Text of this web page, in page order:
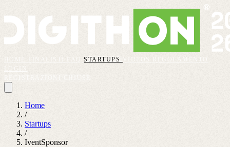
FAQSTARTUPS VIDEOS
REGOLAMENTO
Home
/
Startups
/
IventSponsor